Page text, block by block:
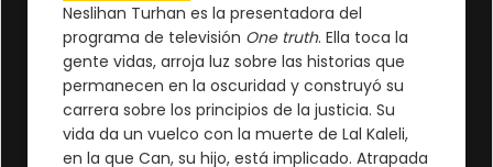
Neslihan Turhan es la presentadora del
programa de televisión One truth. Ella toca la
gente vidas, arroja luz sobre las historias que
permanecen en la oscuridad y construyó su
carrera sobre los principios de la justicia. Su
vida da un vuelco con la muerte de Lal Kaleli,
en la que Can, su hijo, está implicado. Atrapada